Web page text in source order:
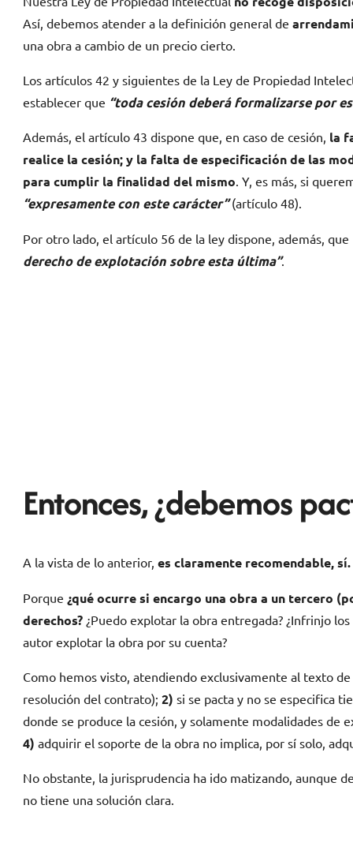
Así, debemos atender a la definición general de
una obra a cambio de un precio cierto.
Los artículos 42 y siguientes de la Ley de Propiedad
establecer que “toda cesión deberá formalizarse por
Además, el artículo 43 dispone que, en caso de cesión, la
realice la cesión; y la falta de especificación de las
para cumplir la finalidad del mismo. Y, es más, si
“expresamente con este carácter”(artículo 48).
Por otro lado, el artículo 56 de la ley dispone, además, que
derecho de explotación sobre esta última”.
Entonces, ¿debemos
A la vista de lo anterior,es claramente recomendable, sí.
Porque ¿qué ocurre si encargo una obra a un tercero
derechos? ¿Puedo explotar la obra entregada? ¿Infrinjo
autor explotar la obra por su cuenta?
Como hemos visto, atendiendo exclusivamente al texto
resolución del contrato);2) si se pacta y no se especifica
donde se produce la cesión, y solamente modalidades
4) adquirir el soporte de la obra no implica, por sí solo,
No obstante, la jurisprudencia ha ido matizando, aunque
no tiene una solución clara.